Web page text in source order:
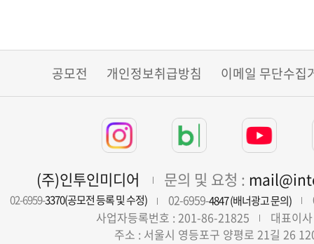
공모전 개인정보취급방침 이메일 무단수집
(주)인투인미디어 문의 및 요청 :
02-6959-3370(공모전 등록 및 수정) 02-6959-4847 (배너광고 문의)
사업자등록번호 : 201-86-21825
대표이
주소 : 서울시 영등포구 양평로 21길 26